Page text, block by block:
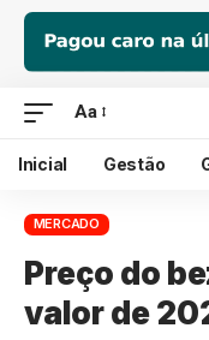
Aa
Inicial Gestão
MERCADO
Preço do
valor de